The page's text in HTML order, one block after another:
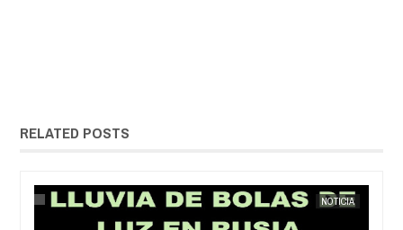
RELATED POSTS
NOTICIA
EXTRANOTIX MISTERIO